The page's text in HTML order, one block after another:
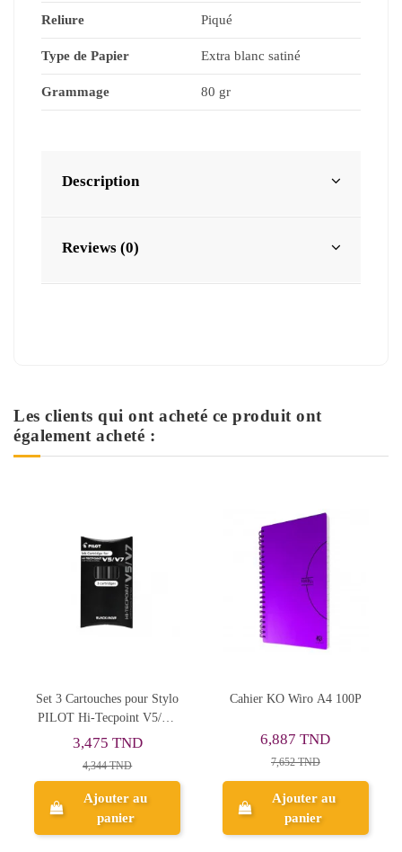
Reliure Piqué
Type de Papier Extra blanc satiné
Grammage 80 gr
Description
Reviews (0)
Les clients qui ont acheté ce produit ont
également acheté :
KO Wiro A4 100P
6,887 TND
7,652 TND
Ajouter au
panier
Boîte DE 1000 Agrafes
1,200 TND
1,499 TND
Ajouter au
panier